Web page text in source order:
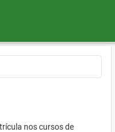
nos cursos de